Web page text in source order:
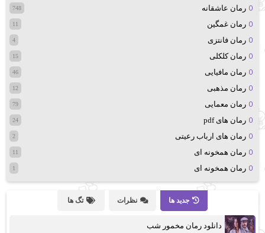
رمان عاشقانه 748
رمان غمگین 11
رمان فانتزی 4
رمان کلکلی 15
رمان مافیایی 46
رمان مذهبی 12
رمان معمایی 79
رمان های pdf 24
رمان های ارباب رعیتی 2
رمان همخونه ای 11
رمان همخونه ای 1
جدید ها نظرات تگ ها
دانلود رمان مخمور شب